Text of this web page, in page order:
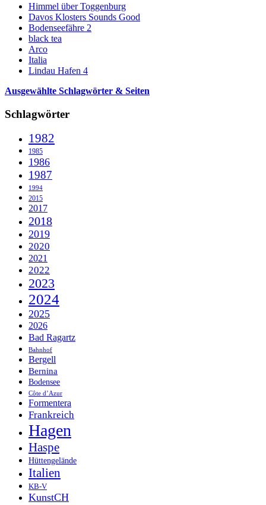
Himmel über Toggenburg
Davos Klosters Sounds Good
Bodenseefähre 2
black tea
Arco
Italia
Lindau Hafen 4
Ausgewählte Schlagwörter & Seiten
Schlagwörter
1982
1985
1986
1987
1994
2015
2017
2018
2019
2020
2021
2022
2023
2024
2025
2026
Bad Ragartz
Bahnhof
Bergell
Bernina
Bodensee
Côte d’Azur
Formentera
Frankreich
Hagen
Haspe
Hüttengelände
Italien
KB-V
KunstCH